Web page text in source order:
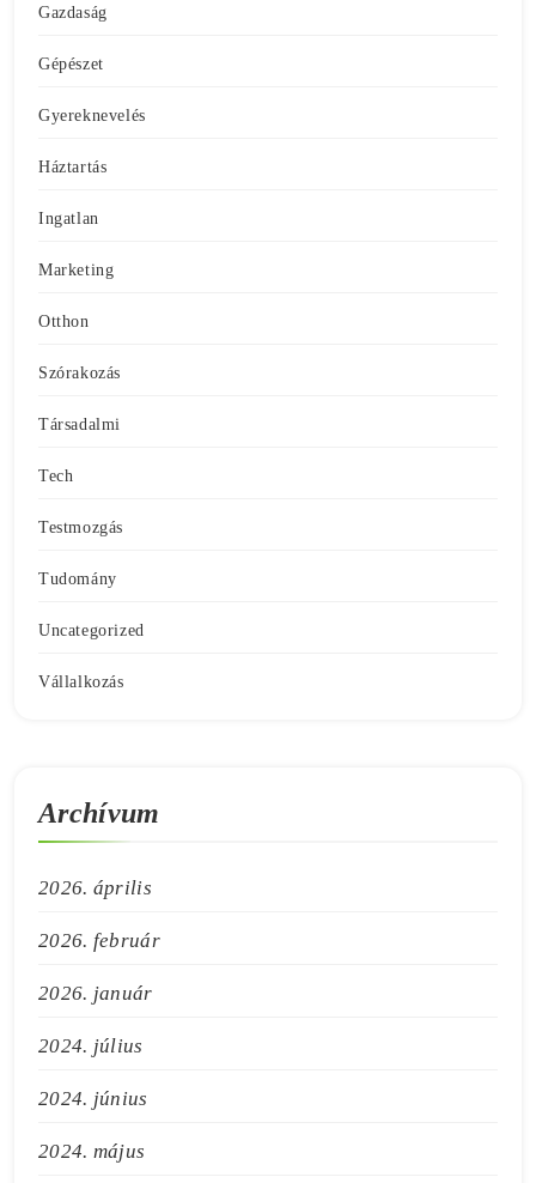
Gazdaság
Gépészet
Gyereknevelés
Háztartás
Ingatlan
Marketing
Otthon
Szórakozás
Társadalmi
Tech
Testmozgás
Tudomány
Uncategorized
Vállalkozás
Archívum
2026. április
2026. február
2026. január
2024. július
2024. június
2024. május